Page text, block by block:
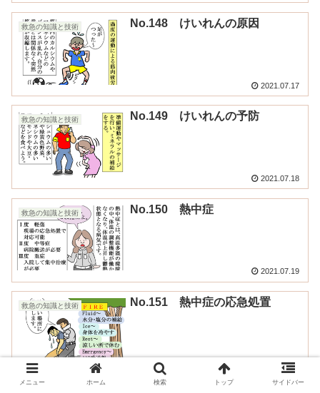
救急の知識と技術 No.148 けいれんの原因
2021.07.17
救急の知識と技術 No.149 けいれんの予防
2021.07.18
救急の知識と技術 No.150 熱中症
2021.07.19
救急の知識と技術 No.151 熱中症の応急処置
2021.07.20
メニュー ホーム 検索 トップ サイドバー